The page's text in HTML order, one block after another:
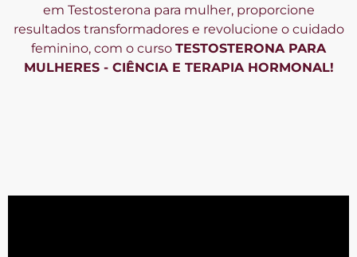
em Testosterona para mulher, proporcione
resultados transformadores e revolucione o cuidado
feminino, com o curso TESTOSTERONA PARA
MULHERES - CIÊNCIA E TERAPIA HORMONAL!